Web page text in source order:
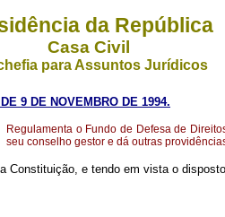
da República
Casa Civil
para Assuntos Jurídicos
9 DE NOVEMBRO DE 1994.
Regulamenta o Fundo de Defesa de
seu conselho gestor e dá outras
e tendo em vista o